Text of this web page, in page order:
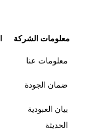
معلومات الشركة
معلومات عنا
ضمان الجودة
بيان العبودية
الحديثة